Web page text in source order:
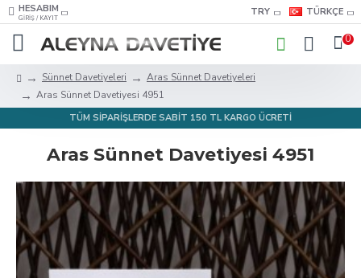
HESABIM
GIRIŞ / KAYIT
TRY TÜRKÇE
0
Sünnet Davetiyeleri
Aras Sünnet Davetiyeleri
Aras Sünnet Davetiyesi 4951
TÜM SİPARİŞLERDE SABİT 150 TL KARGO ÜCRETİ
Aras Sünnet Davetiyesi 4951